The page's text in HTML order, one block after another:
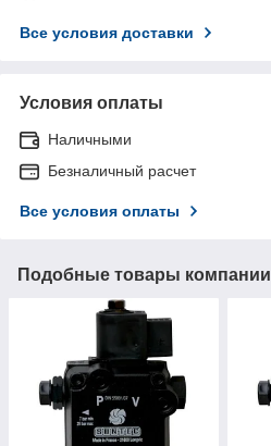
Все условия доставки
Условия оплаты
Наличными
Безналичный расчет
Все условия оплаты
Подобные товары компании